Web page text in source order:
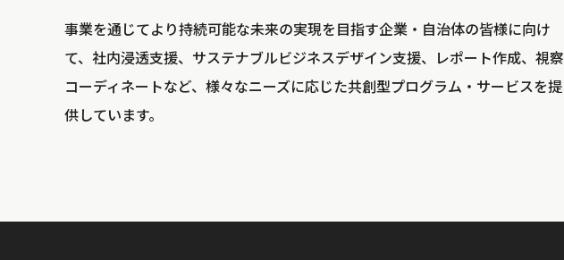
事業を通じてより持続可能な未来の実現を目指す企業・自治体の皆様に向け
て、社内浸透支援、サステナブルビジネスデザイン支援、レポート作成、視察
コーディネートなど、様々なニーズに応じた共創型プログラム・サービスを提
供しています。